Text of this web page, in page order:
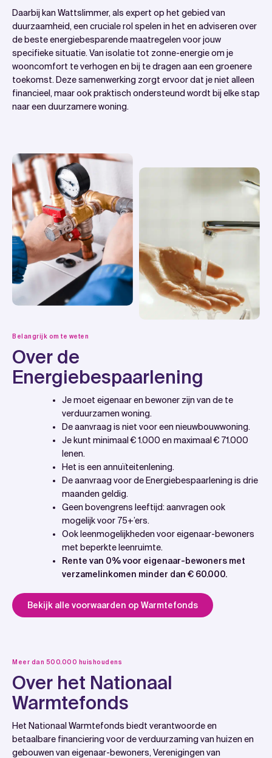
Daarbij kan Wattslimmer, als expert op het gebied van
duurzaamheid, een cruciale rol spelen in het en adviseren over
de beste energiebesparende maatregelen voor jouw
specifieke situatie. Van isolatie tot zonne-energie om je
wooncomfort te verhogen en bij te dragen aan een groenere
toekomst. Deze samenwerking zorgt ervoor dat je niet alleen
financieel, maar ook praktisch ondersteund wordt bij elke stap
naar een duurzamere woning.
Belangrijk om te weten
Over de
Energiebespaarlening
Je moet eigenaar en bewoner zijn van de te
verduurzamen woning.
De aanvraag is niet voor een nieuwbouwwoning.
Je kunt minimaal € 1.000 en maximaal € 71.000
lenen.
Het is een annuïteitenlening.
De aanvraag voor de Energiebespaarlening is drie
maanden geldig.
Geen bovengrens leeftijd: aanvragen ook
mogelijk voor 75+’ers.
Ook leenmogelijkheden voor eigenaar-bewoners
met beperkte leenruimte.
Rente van 0% voor eigenaar-bewoners met
verzamelinkomen minder dan € 60.000.
Bekijk alle voorwaarden op Warmtefonds
Meer dan 500.000 huishoudens
Over het Nationaal
Warmtefonds
Het Nationaal Warmtefonds biedt verantwoorde en
betaalbare financiering voor de verduurzaming van huizen en
gebouwen van eigenaar-bewoners, Verenigingen van